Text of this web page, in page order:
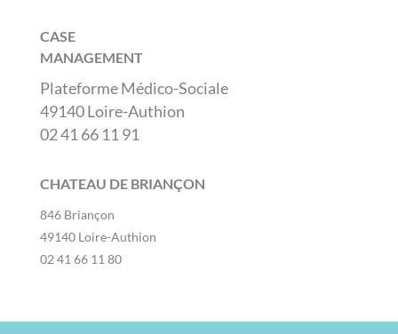
CASE
MANAGEMENT
Plateforme Médico-Sociale
49140 Loire-Authion
02 41 66 11 91
CHATEAU DE BRIANÇON
846 Briançon
49140 Loire-Authion
02 41 66 11 80